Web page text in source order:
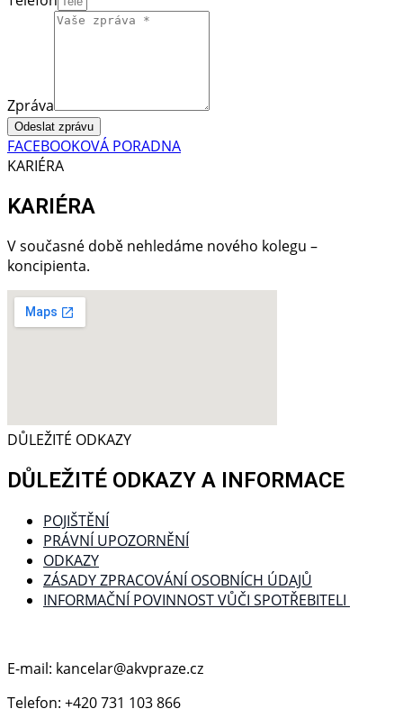
Zpráva
Odeslat zprávu
FACEBOOKOVÁ PORADNA
KARIÉRA
KARIÉRA
V současné době nehledáme nového kolegu –
koncipienta.
DŮLEŽITÉ ODKAZY
DŮLEŽITÉ ODKAZY A INFORMACE
POJIŠTĚNÍ
PRÁVNÍ UPOZORNĚNÍ
ODKAZY
ZÁSADY ZPRACOVÁNÍ OSOBNÍCH ÚDAJŮ
INFORMAČNÍ POVINNOST VŮČI SPOTŘEBITELI
E-mail: kancelar@akvpraze.cz
Telefon: +420 731 103 866